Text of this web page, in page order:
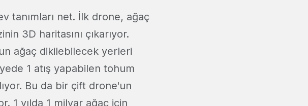
tanımları net. İlk drone, ağaç
3D haritasını çıkarıyor.
ağaç dikilebilecek yerleri
1 atış yapabilen tohum
Bu da bir çift drone'un
1 yılda 1 milyar ağaç için